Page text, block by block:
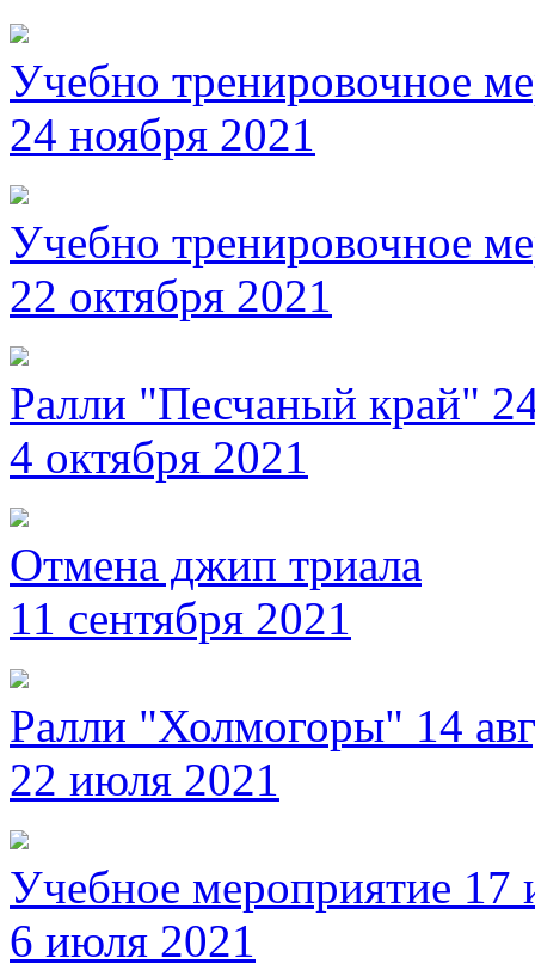
Учебно тренировочное
24 ноября 2021
Учебно тренировочное
22 октября 2021
Ралли "Песчаный край"
4 октября 2021
Отмена джип триала
11 сентября 2021
Ралли "Холмогоры" 14
22 июля 2021
Учебное мероприятие 17
6 июля 2021